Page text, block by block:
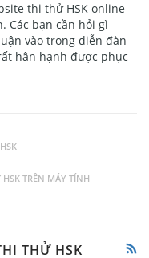
thi thử HSK online
Các bạn cần hỏi gì
vào trong diễn đàn
hân hạnh được phục
TRÊN MÁY TÍNH
THỬ HSK